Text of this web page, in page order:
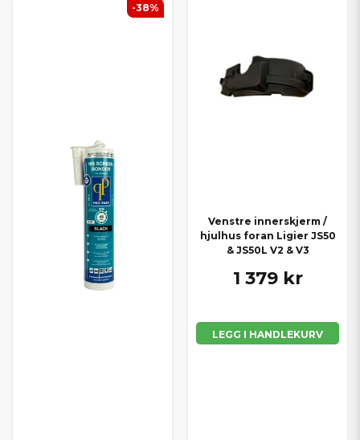
-38%
Venstre innerskjerm /
hjulhus foran Ligier JS50
& JS50L V2 & V3
1 379 kr
LEGG I HANDLEKURV